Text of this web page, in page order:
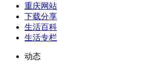
重庆网站
下载分享
生活百科
生活专栏
动态